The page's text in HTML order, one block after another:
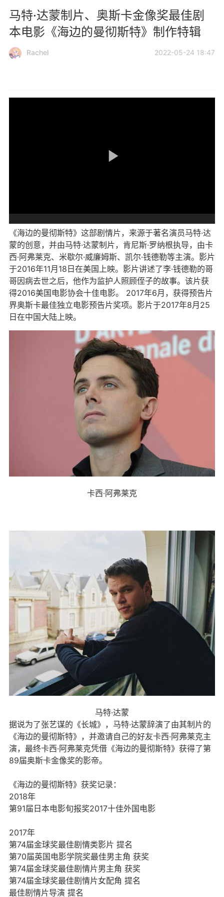
马特·达蒙制片、奥斯卡金像奖最佳剧
本电影《海边的曼彻斯特》制作特辑
Rachel 2022-05-24 18:47
《海边的曼彻斯特》这部剧情片，来源于著名演员马特·达
蒙的创意，并由马特·达蒙制片，肯尼斯·罗纳根执导，由卡
西·阿弗莱克、米歇尔·威廉姆斯、凯尔·钱德勒等主演。影片
于2016年11月18日在美国上映。影片讲述了李·钱德勒的哥
哥因病去世之后，他作为监护人照顾侄子的故事。该片获
得2016美国电影协会十佳电影。 2017年6月，获得预告片
界奥斯卡最佳独立电影预告片奖项。影片于2017年8月25
日在中国大陆上映。
卡西·阿弗莱克
马特·达蒙
据说为了张艺谋的《长城》，马特·达蒙辞演了由其制片的
《海边的曼彻斯特》，并邀请自己的好友卡西·阿弗莱克主
演，最终卡西·阿弗莱克凭借《海边的曼彻斯特》获得了第
89届奥斯卡金像奖的影帝。
《海边的曼彻斯特》获奖记录：
2018年
第91届日本电影旬报奖2017十佳外国电影
2017年
第74届金球奖最佳剧情类影片 提名
第70届英国电影学院奖最佳男主角 获奖
第74届金球奖最佳剧情片男主角 获奖
第74届金球奖最佳剧情片女配角 提名
最佳剧情片导演 提名